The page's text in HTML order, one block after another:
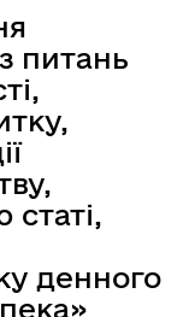
питань
статі,
денного